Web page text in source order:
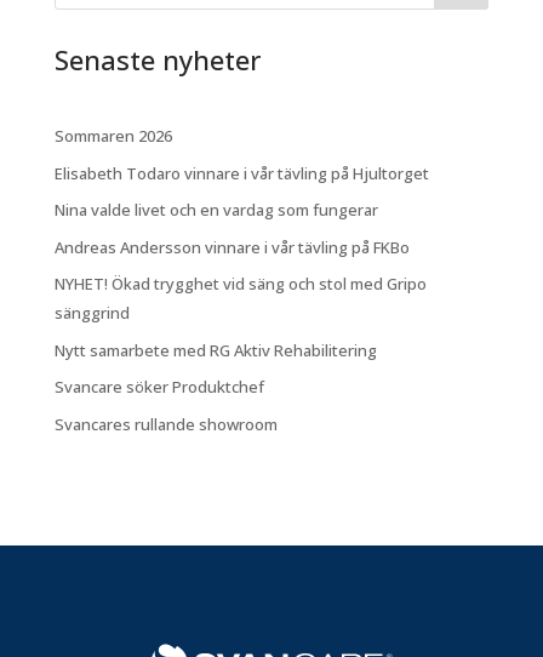
Senaste nyheter
Sommaren 2026
Elisabeth Todaro vinnare i vår tävling på Hjultorget
Nina valde livet och en vardag som fungerar
Andreas Andersson vinnare i vår tävling på FKBo
NYHET! Ökad trygghet vid säng och stol med Gripo
sänggrind
Nytt samarbete med RG Aktiv Rehabilitering
Svancare söker Produktchef
Svancares rullande showroom